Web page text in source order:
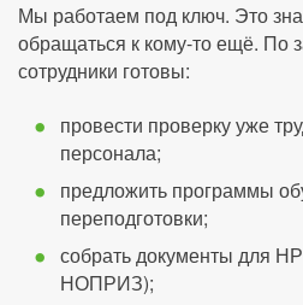
Мы работаем под ключ. Это
обращаться к кому-то ещё. По
сотрудники готовы:
провести проверку уже
персонала;
предложить программы
переподготовки;
собрать документы для
НОПРИЗ);